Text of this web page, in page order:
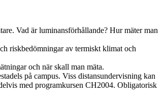
Vad är luminansförhållande? Hur mäter man
riskbedömningar av termiskt klimat och
och när skall man mäta.
på campus. Viss distansundervisning kan
med programkursen CH2004. Obligatorisk